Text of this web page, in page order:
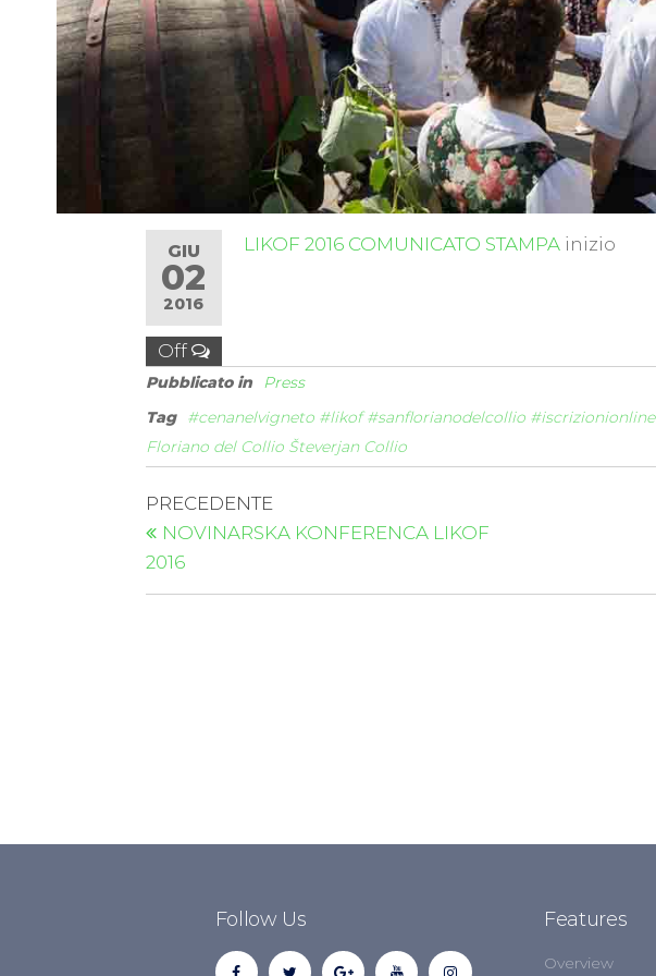
GIU
02
2016
Off
LIKOF 2016 COMUNICATO STAMPA inizio
Pubblicato in
Press
Tag
#cenanelvigneto #likof #sanflorianodelcollio #iscrizionionline
Floriano del Collio Števerjan Collio
PRECEDENTE
NOVINARSKA KONFERENCA LIKOF
2016
Follow Us Features
Overview